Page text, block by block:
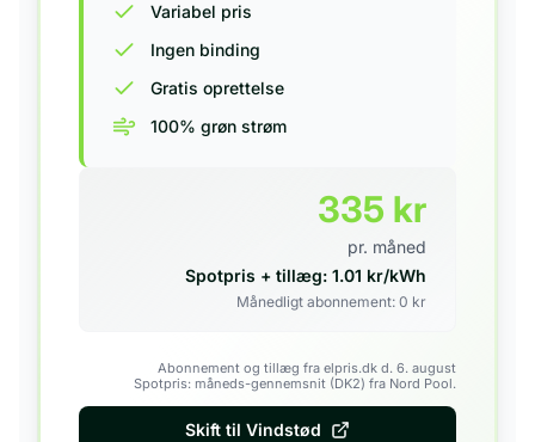
Variabel pris
Ingen binding
Gratis oprettelse
100% grøn strøm
335 kr
pr. måned
Spotpris + tillæg: 1.01 kr/kWh
Månedligt abonnement: 0 kr
Abonnement og tillæg fra elpris.dk d. 6. august
Spotpris: måneds-gennemsnit (DK2) fra Nord Pool.
Skift til Vindstød